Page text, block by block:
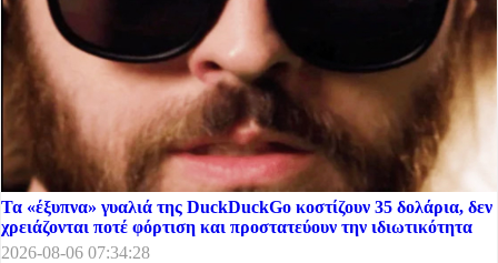
Τα «έξυπνα» γυαλιά της DuckDuckGo κοστίζουν 35 δολάρια, δεν
χρειάζονται ποτέ φόρτιση και προστατεύουν την ιδιωτικότητα
2026-08-06 07:34:28